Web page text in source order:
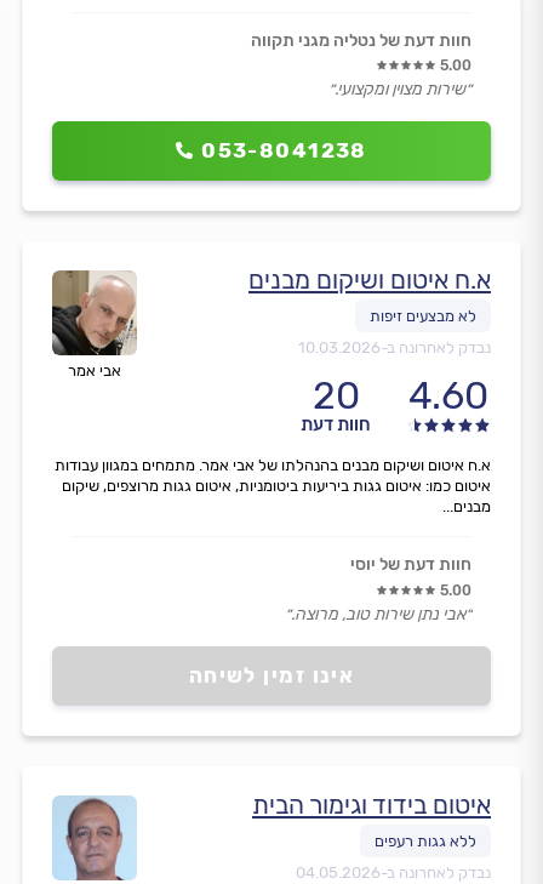
053-8041238
חוות דעת של נטליה מגני תקווה
5.00
״שירות מצוין ומקצועי.״
אבי אמר
א.ח איטום ושיקום מבנים
נבדק לאחרונה ב-10.03.2026
4.60
20
חוות דעת
אינו זמין לשיחה
א.ח איטום ושיקום מבנים בהנהלתו של אבי אמר. מתמחים במגוון עבודות
איטום כמו: איטום גגות ביריעות ביטומניות, איטום גגות מרוצפים, שיקום
מבנים...
חוות דעת של יוסי
5.00
״אבי נתן שירות טוב, מרוצה.״
איטום בידוד וגימור הבית
נבדק לאחרונה ב-04.05.2026